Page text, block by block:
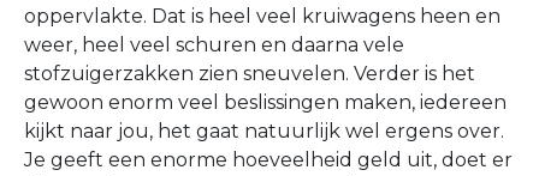
oppervlakte. Dat is heel veel kruiwagens heen en
weer, heel veel schuren en daarna vele
stofzuigerzakken zien sneuvelen. Verder is het
gewoon enorm veel beslissingen maken, iedereen
kijkt naar jou, het gaat natuurlijk wel ergens over.
Je geeft een enorme hoeveelheid geld uit, doet er